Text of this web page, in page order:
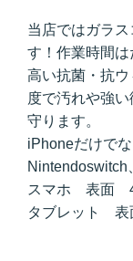
当店ではガラ
す！作業時間は
高い抗菌・抗
度で汚れや強
守ります。
iPhoneだけで
Nintendoswitch
スマホ 表面
タブレット